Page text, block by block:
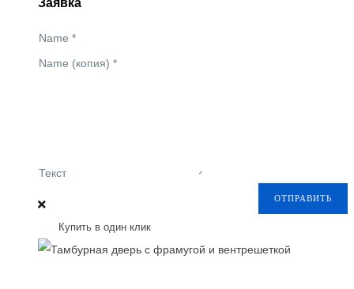
Name *
Name (копия) *
Текст
ОТПРАВИТЬ
Купить в один клик